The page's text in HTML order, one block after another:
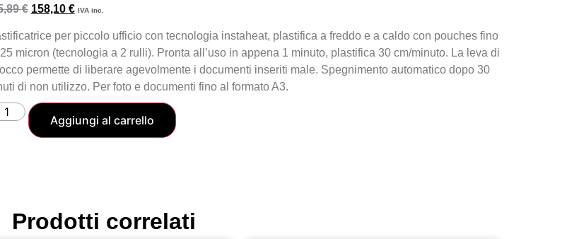
€ 158,10 € IVA inc.
per piccolo ufficio con tecnologia instaheat, plastifica a freddo e a caldo con pouches fino
micron (tecnologia a 2 rulli). Pronta all’uso in appena 1 minuto, plastifica 30 cm/minuto. La leva di
permette di liberare agevolmente i documenti inseriti male. Spegnimento automatico dopo 30
di non utilizzo. Per foto e documenti fino al formato A3.
Aggiungi al carrello
Prodotti correlati